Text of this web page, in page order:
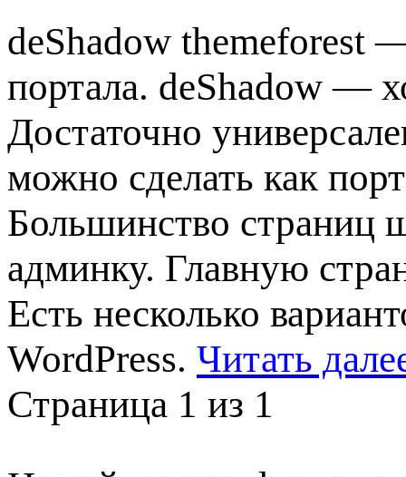
deShadow themeforest
портала. deShadow —
Достаточно
можно сделать как
Большинство страниц
админку. Главную
Есть несколько
WordPress. Читать
Страница 1 из 1